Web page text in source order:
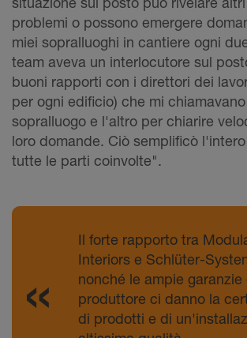
problemi o possono emergere
miei sopralluoghi in cantiere ogni
team aveva un interlocutore sul
buoni rapporti con i direttori dei
per ogni edificio) che mi
sopralluogo e l'altro per chiarire
loro domande. Ciò semplificò
tutte le parti coinvolte".
Il forte rapporto tra
Interiors e Schlüter-
nonché le ampie garanzie
produttore ci danno la
di prodotti e di